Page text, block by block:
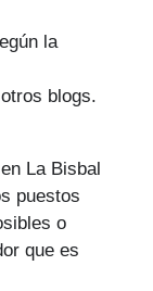
la
blogs.
La Bisbal
puestos
o
que es